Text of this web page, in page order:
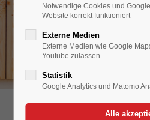
Passwort
Alfons Leuthe
Notwendige Cookies und
Website korrekt funktioniert
Externe Medien
Externe Medien wie Google
Youtube zulassen
Statistik
Google Analytics und Matomo